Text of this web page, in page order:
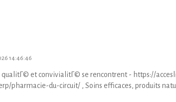
14:46:46
et convivialitГ© se rencontrent - https://
pharmacie-du-circuit/ , Soins efficaces, produits